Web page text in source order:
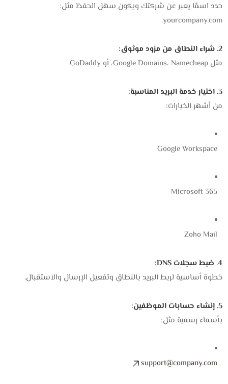
حدد اسمًا يعبر عن شركتك ويكون سهل الحفظ مثل:
yourcompany.com.
2. شراء النطاق من مزود موثوق:
مثل Google Domains، Namecheap، أو GoDaddy.
3. اختيار خدمة البريد المناسبة:
من أشهر الخيارات:
Google Workspace
Microsoft 365
Zoho Mail
4. ضبط سجلات DNS:
خطوة أساسية لربط البريد بالنطاق وتفعيل الإرسال والاستقبال.
5. إنشاء حسابات الموظفين:
بأسماء رسمية مثل:
support@company.com